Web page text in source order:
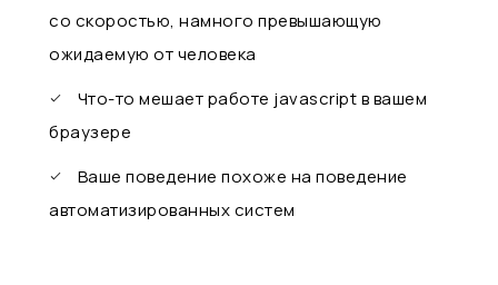
со скоростью, намного превышающую
ожидаемую от человека
Что-то мешает работе javascript в вашем
браузере
Ваше поведение похоже на поведение
автоматизированных систем